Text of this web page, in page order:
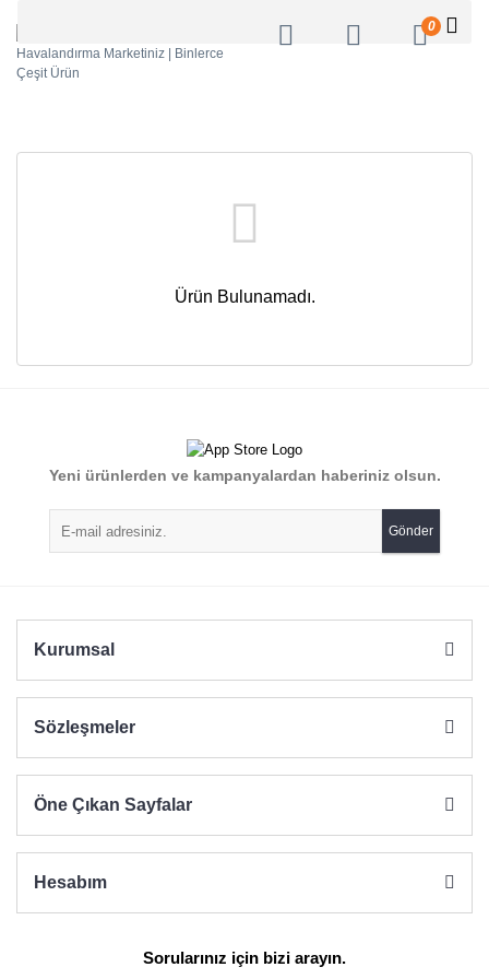
0
Ürün Bulunamadı.
Yeni ürünlerden ve kampanyalardan haberiniz olsun.
Gönder
Kurumsal
Sözleşmeler
Öne Çıkan Sayfalar
Hesabım
Sorularınız için bizi arayın.